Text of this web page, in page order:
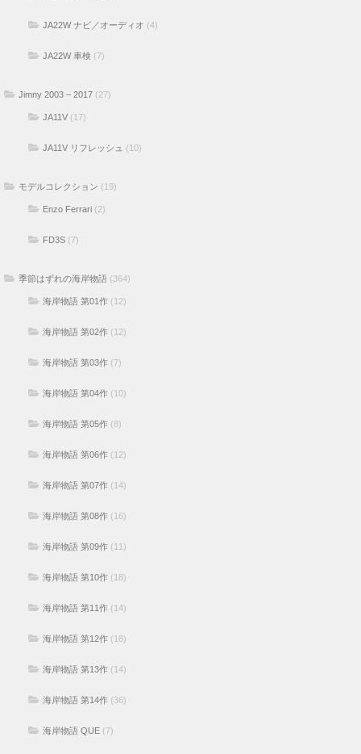
JA22W ナビ／オーディオ (4)
JA22W 車検 (7)
Jimny 2003 – 2017 (27)
JA11V (17)
JA11V リフレッシュ (10)
モデルコレクション (19)
Enzo Ferrari (2)
FD3S (7)
季節はずれの海岸物語 (364)
海岸物語 第01作 (12)
海岸物語 第02作 (12)
海岸物語 第03作 (7)
海岸物語 第04作 (10)
海岸物語 第05作 (8)
海岸物語 第06作 (12)
海岸物語 第07作 (14)
海岸物語 第08作 (16)
海岸物語 第09作 (11)
海岸物語 第10作 (18)
海岸物語 第11作 (14)
海岸物語 第12作 (18)
海岸物語 第13作 (14)
海岸物語 第14作 (36)
海岸物語 QUE (7)